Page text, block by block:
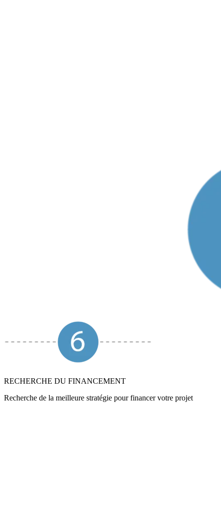
RECHERCHE DU FINANCEMENT
Recherche de la meilleure stratégie pour financer votre projet